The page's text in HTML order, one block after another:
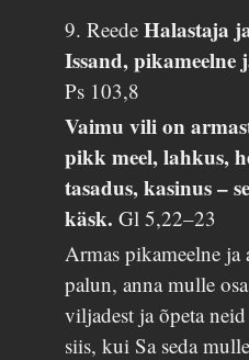
9. ReedeHalastaja
Issand, pikameelne
Ps 103,8
Vaimu vili on
pikk meel, lahkus,
tasadus, kasinus –
käsk.Gl 5,22–23
Armas pikameelne
palun, anna mulle
viljadest ja õpeta
siis, kui Sa seda